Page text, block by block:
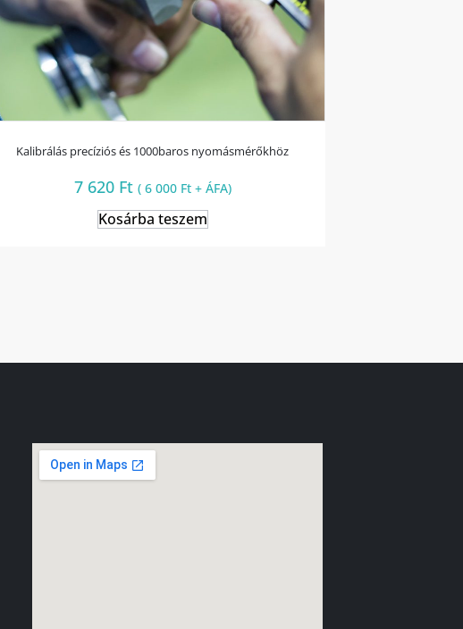
Kalibrálás precíziós és 1000baros nyomásmérőkhöz
7 620 Ft ( 6 000 Ft+ ÁFA)
Kosárba teszem